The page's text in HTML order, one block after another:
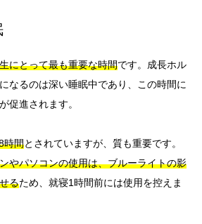
にとって最も重要な時間です。成長ホル
なるのは深い睡眠中であり、この時間に
促進されます。
時間とされていますが、質も重要です。
やパソコンの使用は、ブルーライトの影
るため、就寝1時間前には使用を控えま